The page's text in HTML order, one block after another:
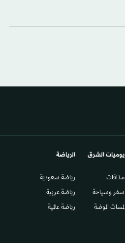
يوميات الشرق​
مذاقات
سفر وسياحة
لمسات الموضة
الرياضة
رياضة سعودية
رياضة عربية
رياضة عالمية